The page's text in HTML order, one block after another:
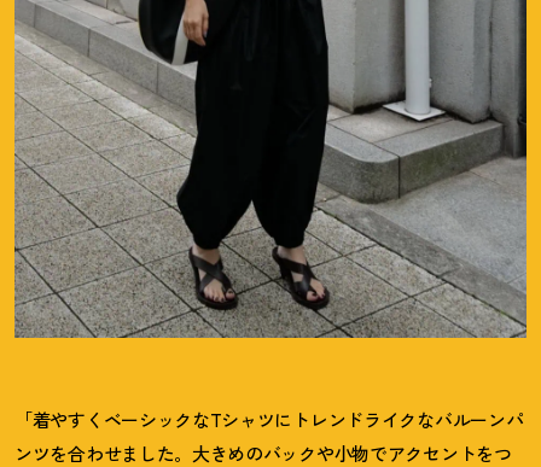
「着やすくベーシックなTシャツにトレンドライクなバルーンパ
ンツを合わせました。大きめのバックや小物でアクセントをつ